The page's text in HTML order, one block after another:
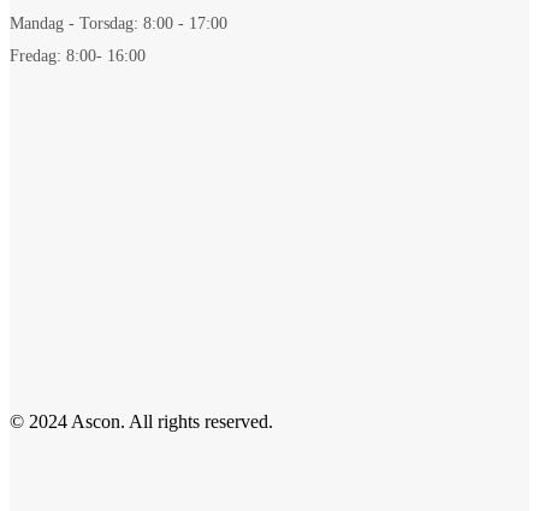
Mandag - Torsdag: 8:00 - 17:00
Fredag: 8:00- 16:00
© 2024 Ascon. All rights reserved.